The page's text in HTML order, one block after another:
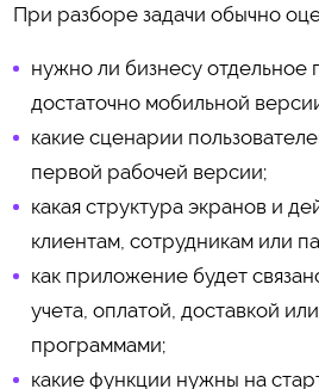
При разборе задачи обычно
нужно ли бизнесу
достаточно мобильной
какие сценарии
первой рабочей версии;
какая структура экранов и
клиентам, сотрудникам или
как приложение будет
учета, оплатой, доставкой
программами;
какие функции нужны на